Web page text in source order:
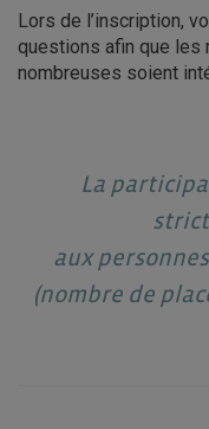
Lors de l’inscription,
questions afin que les
nombreuses soient
La
aux
(nombre de